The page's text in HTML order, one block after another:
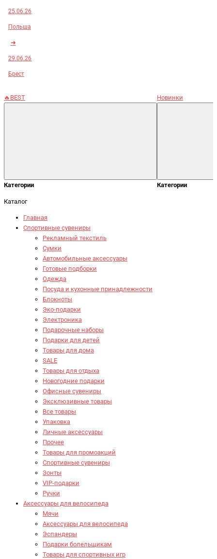
25.06.26
Польша
➜
29.06.26
Брест
🔥BEST
Категории
Новинки
Категории
Каталог
Главная
Спортивные сувениры
Рекламный текстиль
Сумки
Автомобильные аксессуары
Готовые подборки
Одежда
Посуда и кухонные принадлежности
Блокноты
Эко-подарки
Электроника
Подарочные наборы
Подарки для детей
Товары для дома
SALE
Товары для отдыха
Новогодние подарки
Офисные сувениры
Эксклюзивные товары
Все товары
Упаковка
Личные аксессуары
Прочее
Товары для промоакций
Спортивные сувениры
Зонты
VIP-подарки
Ручки
Аксессуары для велосипеда
Мячи
Аксессуары для велосипеда
Эспандеры
Подарки болельщикам
Товары для спортивных игр